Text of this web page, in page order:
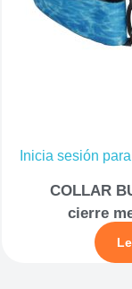
Inicia sesión
COLLAR
cierre